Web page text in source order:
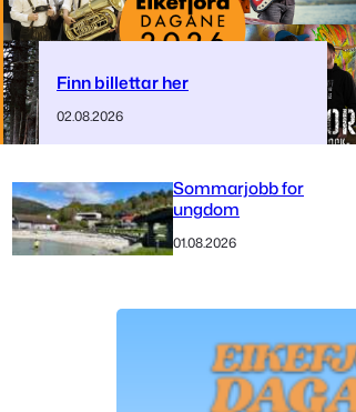
Finn billettar her
02.08.2026
Sommarjobb for
ungdom
01.08.2026